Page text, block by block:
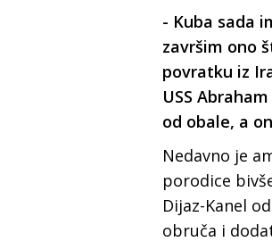
- Kuba sada
završim ono
povratku iz
USS
od obale, a
Nedavno je
porodice
Dijaz-Kanel
obruča i